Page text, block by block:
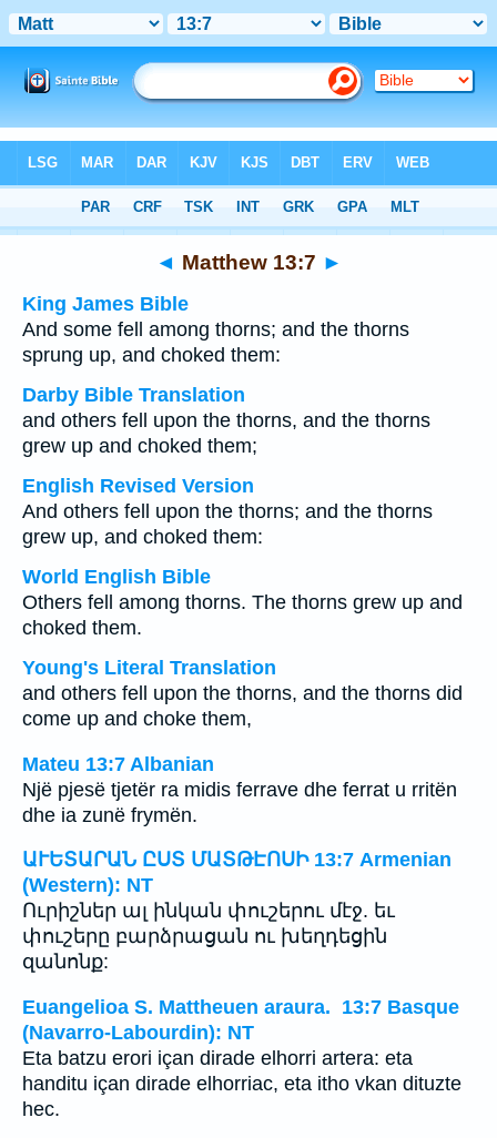
> Matthew 13:7
◄ Matthew 13:7 ►
King James Bible
And some fell among thorns; and the thorns
sprung up, and choked them:
Darby Bible Translation
and others fell upon the thorns, and the thorns
grew up and choked them;
English Revised Version
And others fell upon the thorns; and the thorns
grew up, and choked them:
World English Bible
Others fell among thorns. The thorns grew up and
choked them.
Young's Literal Translation
and others fell upon the thorns, and the thorns did
come up and choke them,
Mateu 13:7 Albanian
Një pjesë tjetër ra midis ferrave dhe ferrat u rritën
dhe ia zunë frymën.
ԱՒԵՏԱՐԱՆ ԸՍՏ ՄԱՏԹԷՈՍԻ 13:7 Armenian
(Western): NT
Ուրիշներ ալ ինկան փուշերու մէջ. եւ
փուշերը բարձրացան ու խեղդեցին
զանոնք:
Euangelioa S. Mattheuen araura. 13:7 Basque
(Navarro-Labourdin): NT
Eta batzu erori içan dirade elhorri artera: eta
handitu içan dirade elhorriac, eta itho vkan dituzte
hec.